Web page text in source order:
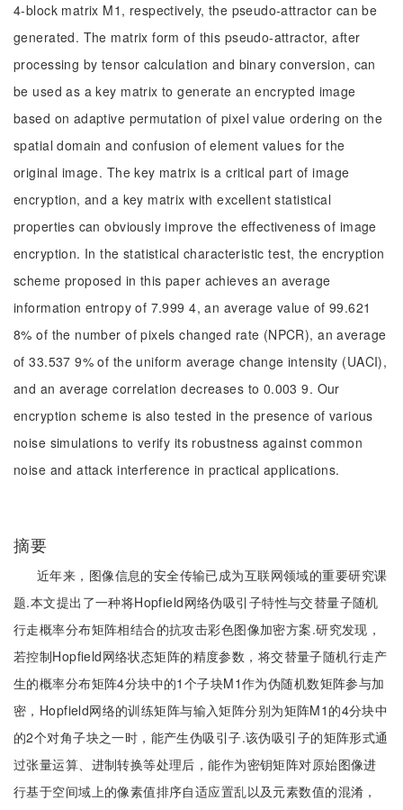
4-block matrix M1, respectively, the pseudo-attractor can be
generated. The matrix form of this pseudo-attractor, after
processing by tensor calculation and binary conversion, can
be used as a key matrix to generate an encrypted image
based on adaptive permutation of pixel value ordering on the
spatial domain and confusion of element values for the
original image. The key matrix is a critical part of image
encryption, and a key matrix with excellent statistical
properties can obviously improve the effectiveness of image
encryption. In the statistical characteristic test, the encryption
scheme proposed in this paper achieves an average
information entropy of 7.999 4, an average value of 99.621
8% of the number of pixels changed rate (NPCR), an average
of 33.537 9% of the uniform average change intensity (UACI),
and an average correlation decreases to 0.003 9. Our
encryption scheme is also tested in the presence of various
noise simulations to verify its robustness against common
noise and attack interference in practical applications.
摘要
近年来，图像信息的安全传输已成为互联网领域的重要研究课
题.本文提出了一种将Hopfield网络伪吸引子特性与交替量子随机
行走概率分布矩阵相结合的抗攻击彩色图像加密方案.研究发现，
若控制Hopfield网络状态矩阵的精度参数，将交替量子随机行走产
生的概率分布矩阵4分块中的1个子块M1作为伪随机数矩阵参与加
密，Hopfield网络的训练矩阵与输入矩阵分别为矩阵M1的4分块中
的2个对角子块之一时，能产生伪吸引子.该伪吸引子的矩阵形式通
过张量运算、进制转换等处理后，能作为密钥矩阵对原始图像进
行基于空间域上的像素值排序自适应置乱以及元素数值的混淆，